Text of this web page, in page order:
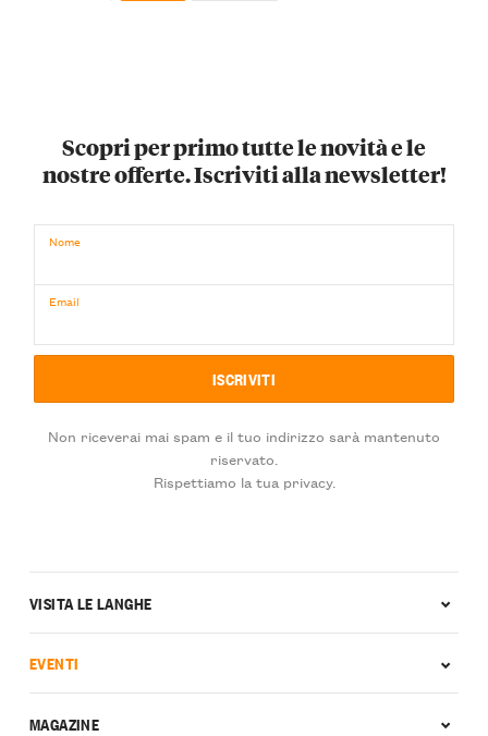
Scopri per primo tutte le novità e le
nostre offerte. Iscriviti alla newsletter!
Nome
Email
Non riceverai mai spam e il tuo indirizzo sarà mantenuto
riservato.
Rispettiamo la tua privacy.
VISITA LE LANGHE
EVENTI
MAGAZINE